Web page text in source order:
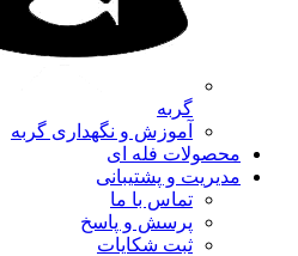
گربه
آموزش و نگهداری گربه
محصولات فله ای
مدیریت و پشتیبانی
تماس با ما
پرسش و پاسخ
ثبت شکایات